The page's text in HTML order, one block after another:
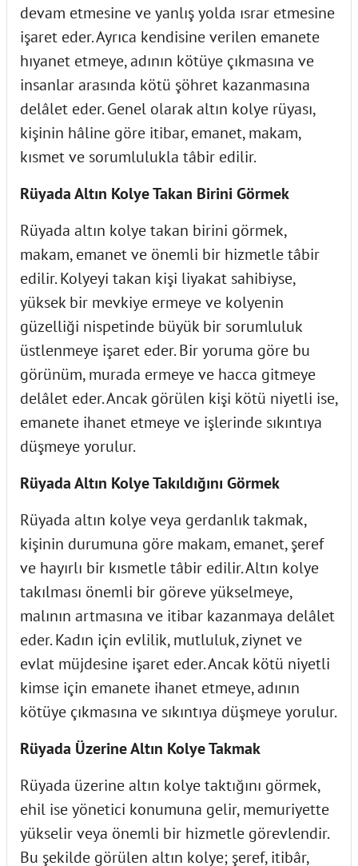
devam etmesine ve yanlış yolda ısrar etmesine
işaret eder. Ayrıca kendisine verilen emanete
hıyanet etmeye, adının kötüye çıkmasına ve
insanlar arasında kötü şöhret kazanmasına
delâlet eder. Genel olarak altın kolye rüyası,
kişinin hâline göre itibar, emanet, makam,
kısmet ve sorumlulukla tâbir edilir.
Rüyada Altın Kolye Takan Birini Görmek
Rüyada altın kolye takan birini görmek,
makam, emanet ve önemli bir hizmetle tâbir
edilir. Kolyeyi takan kişi liyakat sahibiyse,
yüksek bir mevkiye ermeye ve kolyenin
güzelliği nispetinde büyük bir sorumluluk
üstlenmeye işaret eder. Bir yoruma göre bu
görünüm, murada ermeye ve hacca gitmeye
delâlet eder. Ancak görülen kişi kötü niyetli ise,
emanete ihanet etmeye ve işlerinde sıkıntıya
düşmeye yorulur.
Rüyada Altın Kolye Takıldığını Görmek
Rüyada altın kolye veya gerdanlık takmak,
kişinin durumuna göre makam, emanet, şeref
ve hayırlı bir kısmetle tâbir edilir. Altın kolye
takılması önemli bir göreve yükselmeye,
malının artmasına ve itibar kazanmaya delâlet
eder. Kadın için evlilik, mutluluk, ziynet ve
evlat müjdesine işaret eder. Ancak kötü niyetli
kimse için emanete ihanet etmeye, adının
kötüye çıkmasına ve sıkıntıya düşmeye yorulur.
Rüyada Üzerine Altın Kolye Takmak
Rüyada üzerine altın kolye taktığını görmek,
ehil ise yönetici konumuna gelir, memuriyette
yükselir veya önemli bir hizmetle görevlendir.
Bu şekilde görülen altın kolye; şeref, itibâr,